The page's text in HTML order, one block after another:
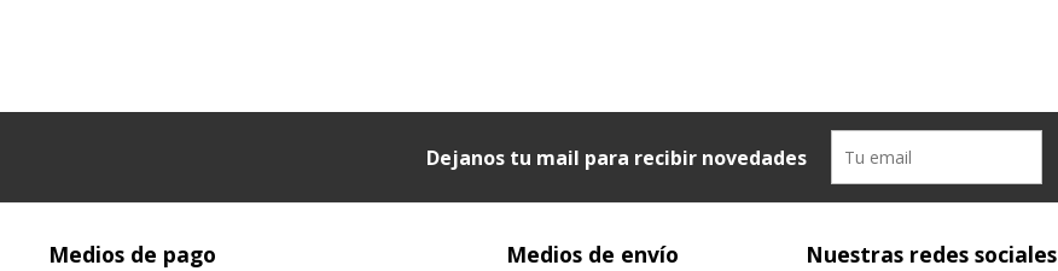
Dejanos tu mail para recibir novedades
Medios de pago Medios de envío Nuestras redes sociales